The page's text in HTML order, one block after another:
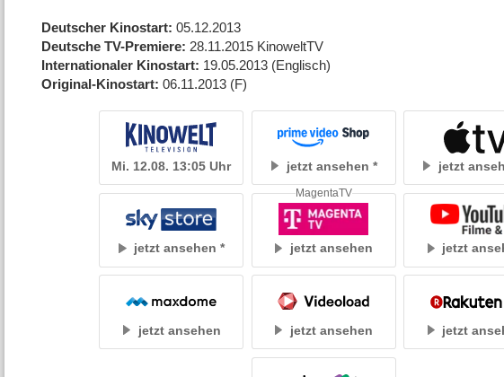
Deutscher Kinostart 05.12.2013
Deutsche TV-Premiere 28.11.2015 KinoweltTV
Internationaler Kinostart 19.05.2013 (Englisch)
Original-Kinostart 06.11.2013 (F)
Mi. 12.08. 13:05 Uhr jetzt ansehen jetzt
jetzt ansehen jetzt ansehen
MagentaTV
jetzt
jetzt ansehen jetzt ansehen jetzt